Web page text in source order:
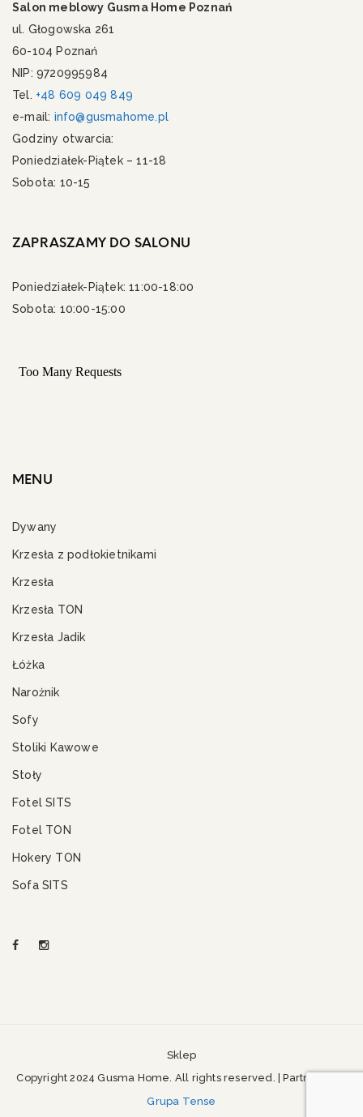
Salon meblowy Gusma Home Poznań
ul. Głogowska 261
60-104 Poznań
NIP: 9720995984
Tel. +48 609 049 849
e-mail: info@gusmahome.pl
Godziny otwarcia:
Poniedziałek-Piątek – 11-18
Sobota: 10-15
ZAPRASZAMY DO SALONU
Poniedziałek-Piątek: 11:00-18:00
Sobota: 10:00-15:00
MENU
Dywany
Krzesła z podłokietnikami
Krzesła
Krzesła TON
Krzesła Jadik
Łóżka
Narożnik
Sofy
Stoliki Kawowe
Stoły
Fotel SITS
Fotel TON
Hokery TON
Sofa SITS
Sklep
Copyright 2024 Gusma Home. All rights reserved. | Partner SEO
Grupa Tense